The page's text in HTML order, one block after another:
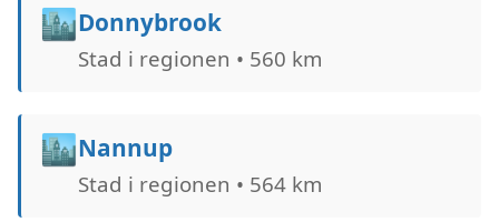
🏙️Donnybrook
Stad i regionen • 560 km
🏙️Nannup
Stad i regionen • 564 km